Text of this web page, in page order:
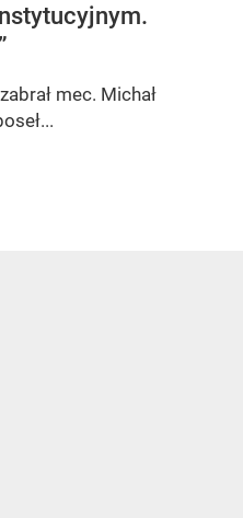
mec. Michał